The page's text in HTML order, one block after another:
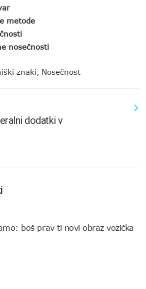
metode
nosečnosti
znaki, Nosečnost
dodatki v
boš prav ti novi obraz vozička